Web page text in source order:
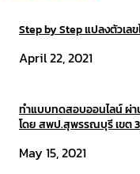
Step by Step แปลงตัวเล
April 22, 2021
ทำแบบทดสอบออนไลน์ ผ่
โดย สพป.สุพรรณบุรี เขต 3
May 15, 2021